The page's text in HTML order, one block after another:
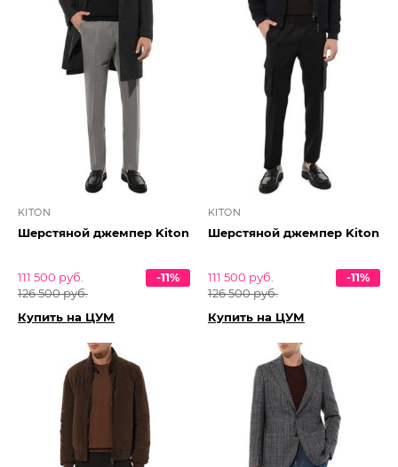
KITON
Шерстяной джемпер Kiton
111 500 руб.
126 500 руб.
-11%
Купить на ЦУМ
KITON
Шерстяной джемпер Kiton
111 500 руб.
126 500 руб.
-11%
Купить на ЦУМ